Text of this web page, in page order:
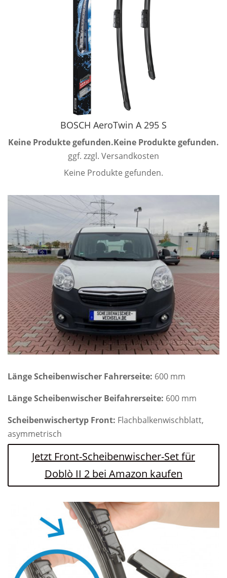
BOSCH AeroTwin A 295 S
Keine Produkte gefunden.Keine Produkte gefunden.
ggf. zzgl. Versandkosten
Keine Produkte gefunden.
Länge Scheibenwischer Fahrerseite: 600 mm
Länge Scheibenwischer Beifahrerseite: 600 mm
Scheibenwischertyp Front: Flachbalkenwischblatt,
asymmetrisch
Jetzt Front-Scheibenwischer-Set für
Doblò II 2 bei Amazon kaufen